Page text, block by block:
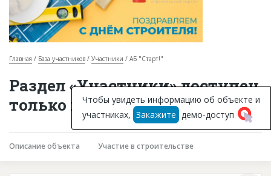
Горячие объекты
База строящихся объектов
Инвестпроекты
Глоссарий
Главная База участников Участники АБ "Старт!"
Раздел «Участники» доступен
только подписчикам
Описание объекта Участие в строительстве
Чтобы увидеть информацию об объекте и
участниках, Закажите демо-доступ